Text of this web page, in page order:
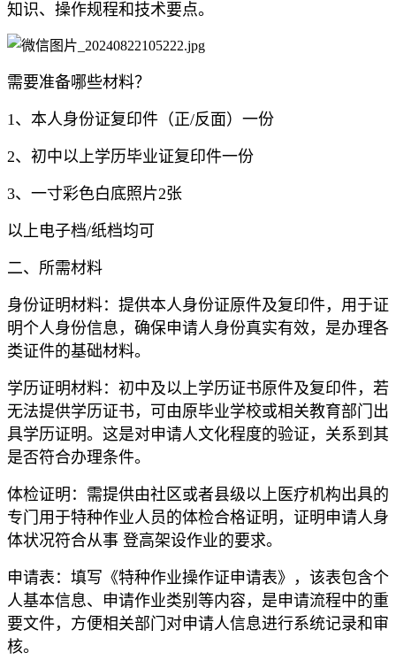
知识、操作规程和技术要点。
需要准备哪些材料？
1、本人身份证复印件（正/反面）一份
2、初中以上学历毕业证复印件一份
3、一寸彩色白底照片2张
以上电子档/纸档均可
二、所需材料
身份证明材料：提供本人身份证原件及复印件，用于证
明个人身份信息，确保申请人身份真实有效，是办理各
类证件的基础材料。
学历证明材料：初中及以上学历证书原件及复印件，若
无法提供学历证书，可由原毕业学校或相关教育部门出
具学历证明。这是对申请人文化程度的验证，关系到其
是否符合办理条件。
体检证明：需提供由社区或者县级以上医疗机构出具的
专门用于特种作业人员的体检合格证明，证明申请人身
体状况符合从事 登高架设作业的要求。
申请表：填写《特种作业操作证申请表》，该表包含个
人基本信息、申请作业类别等内容，是申请流程中的重
要文件，方便相关部门对申请人信息进行系统记录和审
核。